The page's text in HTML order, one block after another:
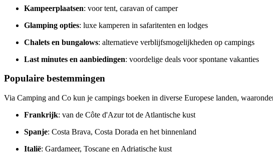
Kampeerplaatsen: voor tent, caravan of camper
Glamping opties: luxe kamperen in safaritenten en lodges
Chalets en bungalows: alternatieve verblijfsmogelijkheden op campings
Last minutes en aanbiedingen: voordelige deals voor spontane vakanties
Populaire bestemmingen
Via Camping and Co kun je campings boeken in diverse Europese landen,
Frankrijk: van de Côte d'Azur tot de Atlantische kust
Spanje: Costa Brava, Costa Dorada en het binnenland
Italië: Gardameer, Toscane en Adriatische kust